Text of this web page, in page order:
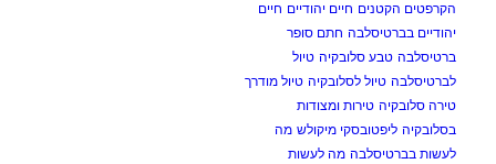
הקרפטים הקטנים חיים יהודיים חיים
יהודיים בברטיסלבה חתם סופר
ברטיסלבה טבע סלובקיה טיול
לברטיסלבה טיול לסלובקיה טיול מודרך
טירה סלובקיה טירות ומצודות
בסלובקיה ליפטובסקי מיקולש מה
לעשות בברטיסלבה מה לעשות